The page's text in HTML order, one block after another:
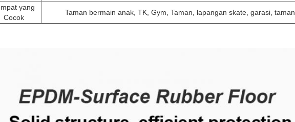
yang
Cocok
Taman bermain anak, TK, Gym, Taman, lapangan skate, garasi, taman